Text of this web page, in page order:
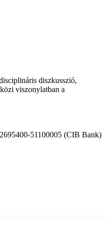
diszkusszió,
viszonylatban a
51100005 (CIB Bank)